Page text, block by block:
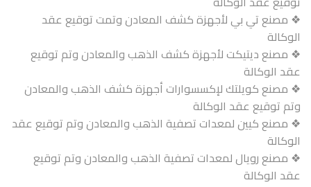
❖ مصنع تي بي لأجهزة كشف المعادن وتمت توقيع عقد
الوكالة
❖ مصنع ديتيكت لأجهزة كشف الذهب والمعادن وتم توقيع
عقد الوكالة
❖ مصنع كويلتك لإكسسوارات أجهزة كشف الذهب والمعادن
وتم توقيع عقد الوكالة
❖ مصنع كيين لمعدات تصفية الذهب والمعادن وتم توقيع عقد
الوكالة
❖ مصنع رويال لمعدات تصفية الذهب والمعادن وتم توقيع
عقد الوكالة